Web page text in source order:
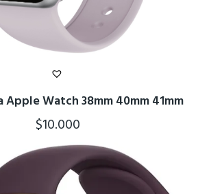
Apple Watch 38mm 40mm 41mm
$10.000